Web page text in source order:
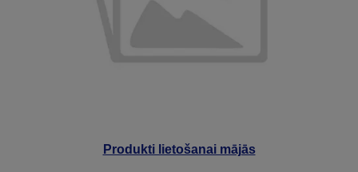
Produkti lietošanai mājās